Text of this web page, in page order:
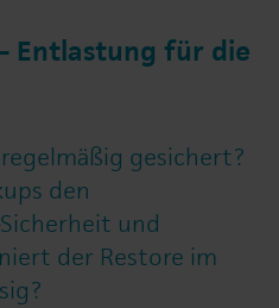
Entlastung für die
gesichert?
den
und
der Restore im